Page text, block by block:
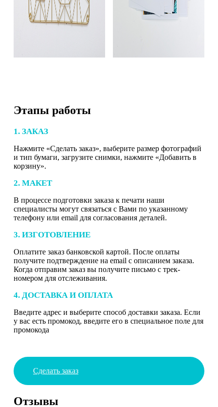
Этапы работы
1. ЗАКАЗ
Нажмите «Сделать заказ», выберите размер фотографий
и тип бумаги, загрузите снимки, нажмите «Добавить в
корзину».
2. МАКЕТ
В процессе подготовки заказа к печати наши
специалисты могут связаться с Вами по указанному
телефону или email для согласования деталей.
3. ИЗГОТОВЛЕНИЕ
Оплатите заказ банковской картой. После оплаты
получите подтверждение на email с описанием заказа.
Когда отправим заказ вы получите письмо с трек-
номером для отслеживания.
4. ДОСТАВКА И ОПЛАТА
Введите адрес и выберите способ доставки заказа. Если
у вас есть промокод, введите его в специальное поле для
промокода
Сделать заказ
Отзывы